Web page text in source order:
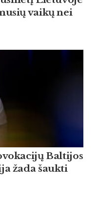
vaikų nei
Baltijos
žada šaukti